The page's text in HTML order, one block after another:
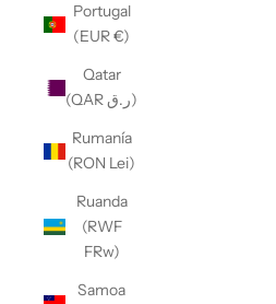
Portugal
(EUR €)
Qatar
(QAR ر.ق)
Rumanía
(RON Lei)
Ruanda
(RWF
FRw)
Samoa